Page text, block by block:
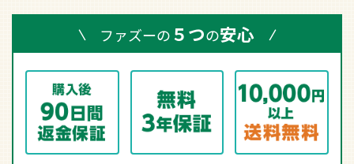
ファズーの５つの安心